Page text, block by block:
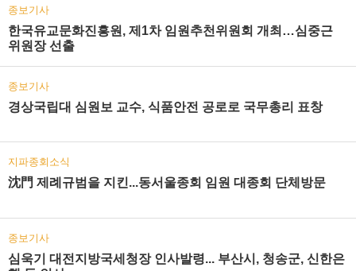
종보기사
한국유교문화진흥원, 제1차 임원추천위원회 개최…심중근
위원장 선출
종보기사
경상국립대 심원보 교수, 식품안전 공로로 국무총리 표창
지파종회소식
沈門 제례규범을 지킨...동서울종회 임원 대종회 단체방문
종보기사
심욱기 대전지방국세청장 인사발령... 부산시, 청송군, 신한은